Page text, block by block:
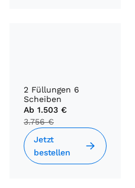
2 Füllungen 6
Scheiben
Ab 1.503 €
3.756 €
Jetzt
bestellen